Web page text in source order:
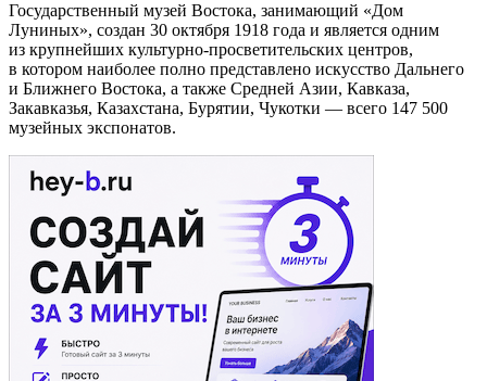
Государственный музей Востока, занимающий «Дом
Луниных», создан 30 октября 1918 года и является одним
из крупнейших культурно-просветительских центров,
в котором наиболее полно представлено искусство Дальнего
и Ближнего Востока, а также Средней Азии, Кавказа,
Закавказья, Казахстана, Бурятии, Чукотки — всего 147 500
музейных экспонатов.